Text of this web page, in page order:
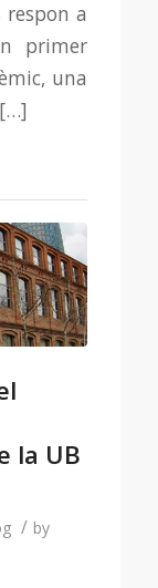
a
primer
una
la UB
/ by